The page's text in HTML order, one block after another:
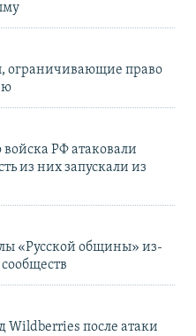
ограничивающие право
РФ атаковали
из них запускали из
«Русской общины» из-
Wildberries после атаки